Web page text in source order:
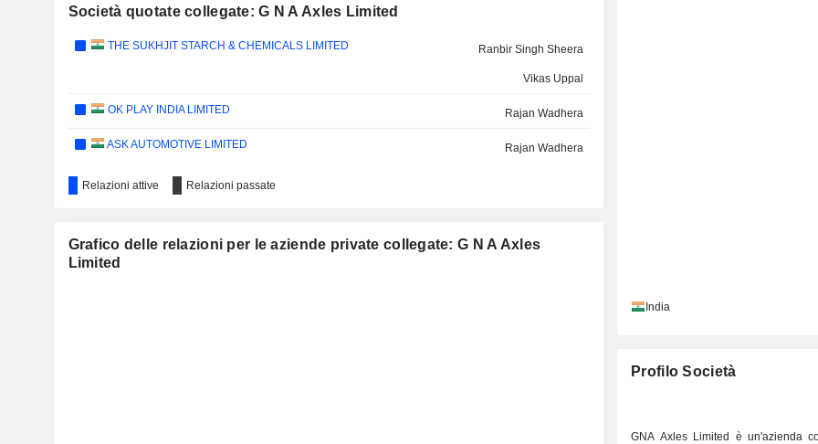
Società quotate collegate: G N A Axles Limited
THE SUKHJIT STARCH & CHEMICALS LIMITED Ranbir Singh Sheera
Vikas Uppal
OK PLAY INDIA LIMITED Rajan Wadhera
ASK AUTOMOTIVE LIMITED Rajan Wadhera
Relazioni attive Relazioni passate
Grafico delle relazioni per le aziende private collegate: G N A Axles
Limited
India
Profilo Società
GNA Axles Limited è un'azienda